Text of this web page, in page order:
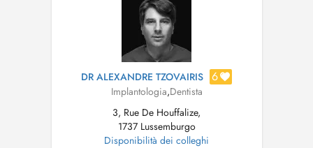
DR ALEXANDRE TZOVAIRIS 6
Implantologia,Dentista
3, Rue De Houffalize,
1737 Lussemburgo
Disponibilità dei colleghi